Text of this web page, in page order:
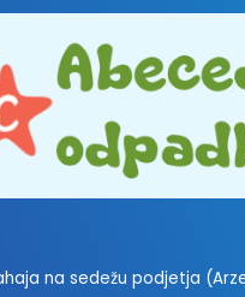
na sedežu podjetja